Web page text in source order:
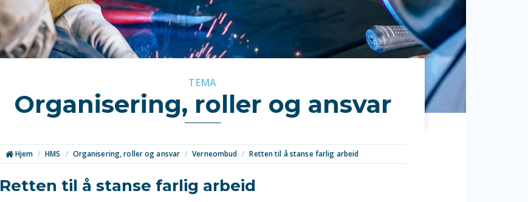
TEMA
Organisering, roller og ansvar
Hjem / HMS / Organisering, roller og ansvar / Verneombud / Retten til å stanse farlig arbeid
Retten til å stanse farlig arbeid